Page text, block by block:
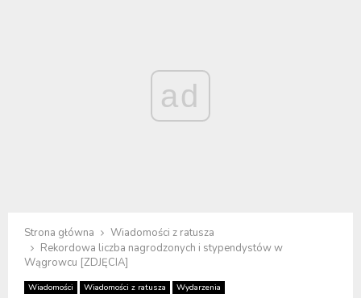
ad
Strona główna
Wiadomości z ratusza
Rekordowa liczba nagrodzonych i stypendystów w
Wągrowcu [ZDJĘCIA]
Wiadomości Wiadomości z ratusza Wydarzenia